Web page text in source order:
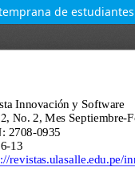
de